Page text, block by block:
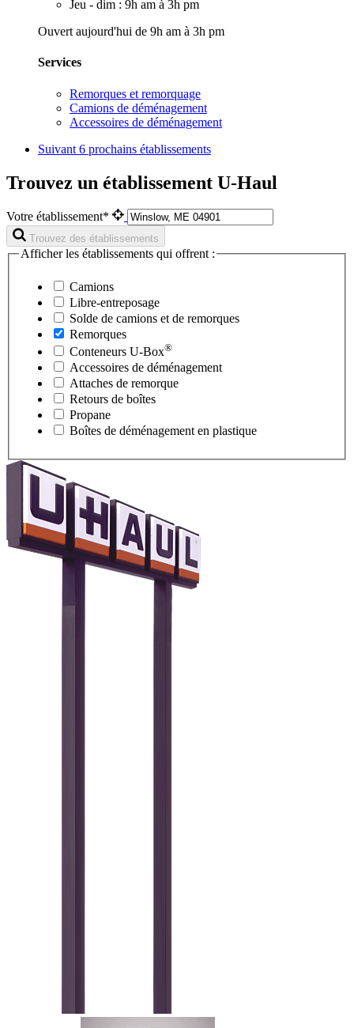
Jeu - dim : 9h am à 3h pm
Ouvert aujourd'hui de 9h am à 3h pm
Services
Remorques et remorquage
Camions de déménagement
Accessoires de déménagement
Suivant 6 prochains établissements
Trouvez un établissement U-Haul
Votre établissement*
Trouvez des établissements
Afficher les établissements qui offrent :
Camions
Libre-entreposage
Solde de camions et de remorques
Remorques
Conteneurs U-Box®
Accessoires de déménagement
Attaches de remorque
Retours de boîtes
Propane
Boîtes de déménagement en plastique